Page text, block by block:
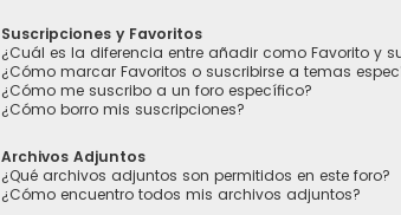
Suscripciones y Favoritos
¿Cuál es la diferencia entre añadir como Favorito y
¿Cómo marcar Favoritos o suscribirse a temas
¿Cómo me suscribo a un foro específico?
¿Cómo borro mis suscripciones?
Archivos Adjuntos
¿Qué archivos adjuntos son permitidos en este foro?
¿Cómo encuentro todos mis archivos adjuntos?